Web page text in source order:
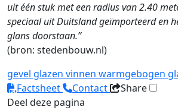
uit één stuk met een radius van 2.40
speciaal uit Duitsland geïmporteerd en
glans doorstaan.”
(bron: stedenbouw.nl)
gevel glazen vinnen warmgebogen
Factsheet
Contact
Share
Deel deze pagina